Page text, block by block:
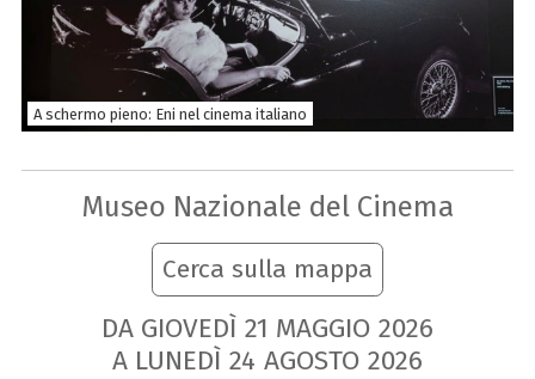
A schermo pieno: Eni nel cinema italiano
Museo Nazionale del Cinema
Cerca sulla mappa
DA GIOVEDÌ 21 MAGGIO 2026
A LUNEDÌ 24 AGOSTO 2026